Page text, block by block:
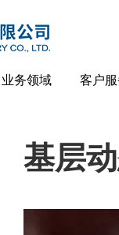
业务领域 客户
基层